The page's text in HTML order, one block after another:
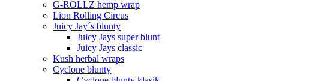
G-ROLLZ hemp wrap
Lion Rolling Circus
Juicy Jay´s blunty
Juicy Jays super blunt
Juicy Jays classic
Kush herbal wraps
Cyclone blunty